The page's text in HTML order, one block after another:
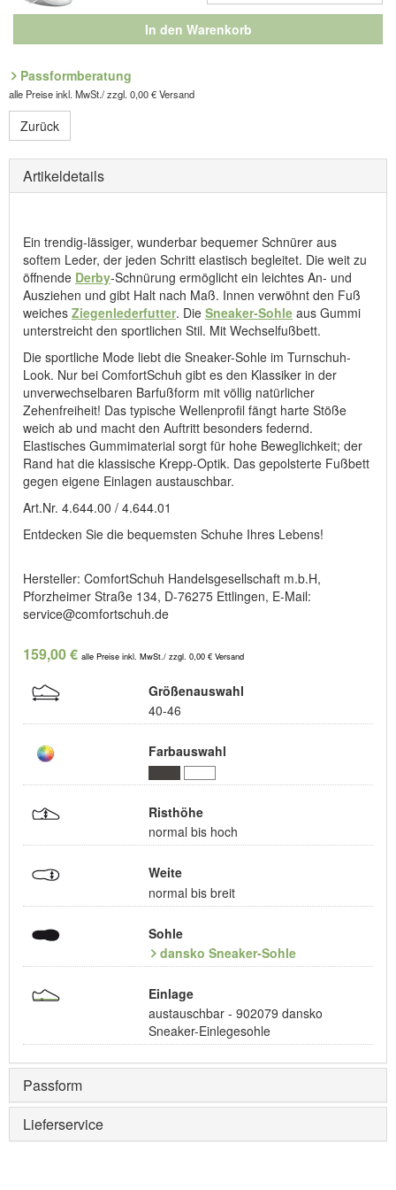
In den Warenkorb
Passformberatung
alle Preise inkl. MwSt./ zzgl. 0,00 € Versand
Zurück
Artikeldetails
Ein trendig-lässiger, wunderbar bequemer Schnürer aus
softem Leder, der jeden Schritt elastisch begleitet. Die weit zu
öffnende Derby-Schnürung ermöglicht ein leichtes An- und
Ausziehen und gibt Halt nach Maß. Innen verwöhnt den Fuß
weiches Ziegenlederfutter. Die Sneaker-Sohle aus Gummi
unterstreicht den sportlichen Stil. Mit Wechselfußbett.
Die sportliche Mode liebt die Sneaker-Sohle im Turnschuh-
Look. Nur bei ComfortSchuh gibt es den Klassiker in der
unverwechselbaren Barfußform mit völlig natürlicher
Zehenfreiheit! Das typische Wellenprofil fängt harte Stöße
weich ab und macht den Auftritt besonders federnd.
Elastisches Gummimaterial sorgt für hohe Beweglichkeit; der
Rand hat die klassische Krepp-Optik. Das gepolsterte Fußbett
gegen eigene Einlagen austauschbar.
Art.Nr. 4.644.00 / 4.644.01
Entdecken Sie die bequemsten Schuhe Ihres Lebens!
Hersteller: ComfortSchuh Handelsgesellschaft m.b.H,
Pforzheimer Straße 134, D-76275 Ettlingen, E-Mail:
service@comfortschuh.de
159,00 € alle Preise inkl. MwSt./ zzgl. 0,00 € Versand
Größenauswahl
40-46
Farbauswahl
Risthöhe
normal bis hoch
Weite
normal bis breit
Sohle
dansko Sneaker-Sohle
Einlage
austauschbar - 902079 dansko
Sneaker-Einlegesohle
Passform
Lieferservice